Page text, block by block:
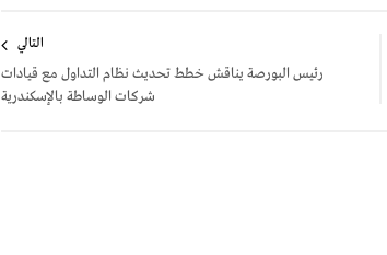
التالي
رئيس البورصة يناقش خطط تحديث نظام التداول مع قيادات
شركات الوساطة بالإسكندرية